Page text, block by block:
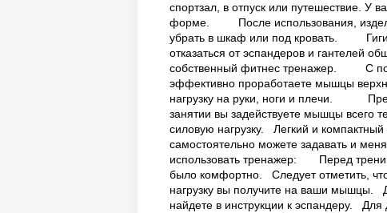
спортзал, в отпуск или путешествие. У
форме. После использования,
убрать в шкаф или под кровать.
отказаться от эспандеров и гантелей
собственный фитнес тренажер. С
эффективно проработаете мышцы
нагрузку на руки, ноги и плечи.
занятии вы задействуете мышцы всего
силовую нагрузку. Легкий и
самостоятельно можете задавать и
использовать тренажер: Перед
было комфортно. Следует отметить,
нагрузку вы получите на ваши мышцы.
найдете в инструкции к эспандеру. Для